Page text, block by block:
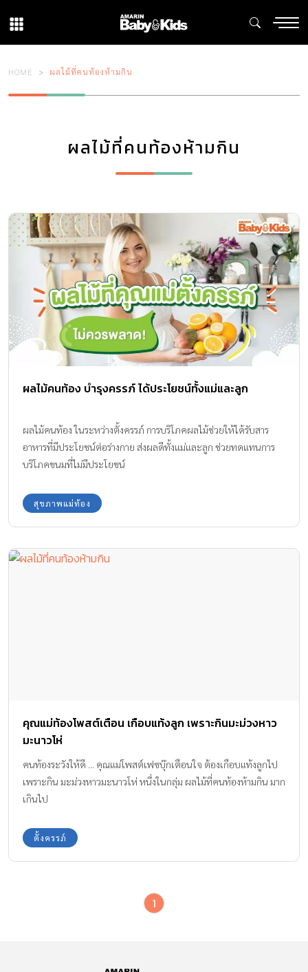
HOME ผลไม้ที่คนท้องห้ามกิน
ผลไม้ที่คนท้องห้ามกิน
ผลไม้คนท้อง บำรุงครรภ์ ได้ประโยชน์ทั้งแม่และลูก
ผลไม้คนท้อง ในระหว่างตั้งครรภ์ การบริโภคผลไม้ช่วยให้ได้รับสาร
อาหารที่มีประโยชน์ต่อร่างกาย ส่งผลดีทั้งแม่และลูก ช่วยทดแทนการ
บริโภคขนมที่ไม่มีประโยชน์
สุขภาพแม่ท้อง
คุณแม่ท้องโพสต์เตือน เกือบแท้งลูก เพราะกินมะม่วงหาว
มะนาวโห่
คนท้องระวังให้ดี ... คุณแม่โพสต์เฟซบุ๊กเตือนใจ ต้องเกือบแท้งลูกไป
เพราะกิน มะม่วงหาวมะนาวโห่ หนึ่งในกลุ่ม ผลไม้ที่คนท้องห้ามกิน มาก
เกินไป
ตั้งครรภ์
1